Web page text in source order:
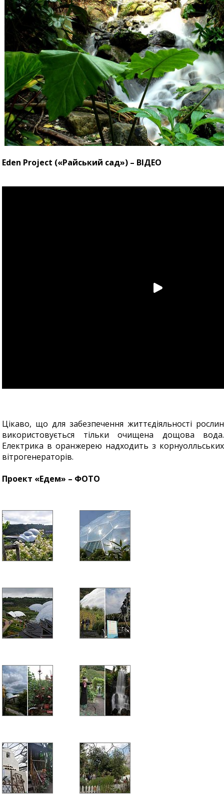
Eden Project («Райський сад») – ВІДЕО
Цікаво, що для забезпечення життєдіяльності рослин
використовується тільки очищена дощова вода.
Електрика в оранжерею надходить з корнуолльських
вітрогенераторів.
Проект «Едем» – ФОТО